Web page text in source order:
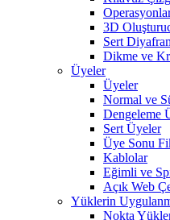
3D
Sert
Dikme ve
Üyeler
Üyeler
Normal ve
Dengeleme
Sert Üyeler
Üye Sonu
Kablolar
Eğimli ve
Açık Web
Yüklerin
Nokta